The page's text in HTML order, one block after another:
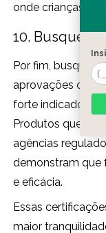
onde crianças e
10. Busque
Por fim, busque
aprovações de
forte indicador da
Produtos que
agências
demonstram que
e eficácia.
Essas
maior